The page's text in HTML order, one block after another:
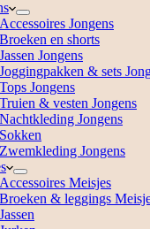
Accessoires Jongens
Broeken en shorts
Jassen Jongens
Joggingpakken & sets
Tops Jongens
Truien & vesten Jongens
Nachtkleding Jongens
Sokken
Zwemkleding Jongens
Accessoires Meisjes
Broeken & leggings
Jassen